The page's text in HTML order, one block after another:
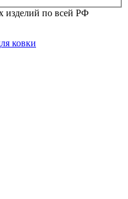
изделий по всей РФ